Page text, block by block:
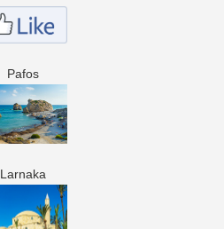
Pafos
Larnaka